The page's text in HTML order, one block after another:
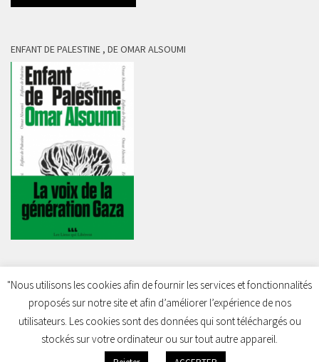
ENFANT DE PALESTINE , DE OMAR ALSOUMI
Charleroi Pour la Palestine © 2026. Tous droits réservés.
"Nous utilisons les cookies afin de fournir les services et fonctionnalités
proposés sur notre site et afin d’améliorer l’expérience de nos
utilisateurs. Les cookies sont des données qui sont téléchargés ou
stockés sur votre ordinateur ou sur tout autre appareil.